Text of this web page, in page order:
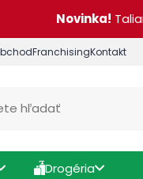
Novinka!
FranchisingKontakt
Drogéria